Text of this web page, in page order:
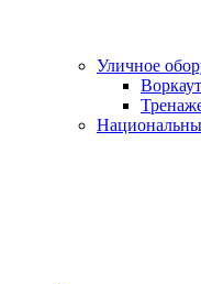
Уличное
Воркаут